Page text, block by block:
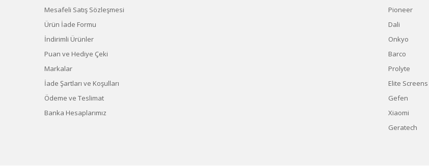
Mesafeli Satış Sözleşmesi
Ürün İade Formu
İndirimli Ürünler
Puan ve Hediye Çeki
Markalar
İade Şartları ve Koşulları
Ödeme ve Teslimat
Banka Hesaplarımız
Pioneer
Dali
Onkyo
Barco
Prolyte
Elite Screens
Gefen
Xiaomi
Geratech